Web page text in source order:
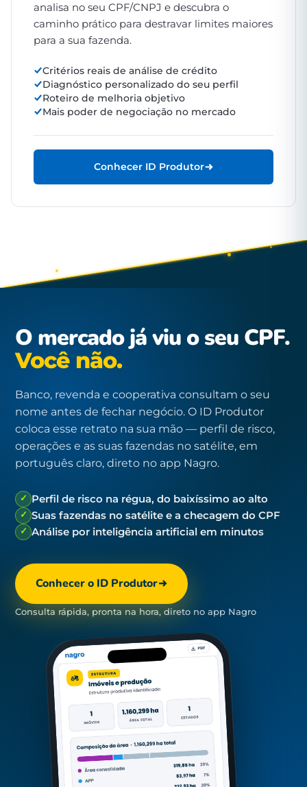
analisa no seu CPF/CNPJ e descubra o
caminho prático para destravar limites maiores
para a sua fazenda.
Critérios reais de análise de crédito
Diagnóstico personalizado do seu perfil
Roteiro de melhoria objetivo
Mais poder de negociação no mercado
Conhecer ID Produtor
O mercado já viu o seu CPF.
Você não.
Banco, revenda e cooperativa consultam o seu
nome antes de fechar negócio. O ID Produtor
coloca esse retrato na sua mão — perfil de risco,
operações e as suas fazendas no satélite, em
português claro, direto no app Nagro.
✓ Perfil de risco na régua, do baixíssimo ao alto
✓ Suas fazendas no satélite e a checagem do CPF
✓ Análise por inteligência artificial em minutos
Conhecer o ID Produtor
Consulta rápida, pronta na hora, direto no app Nagro